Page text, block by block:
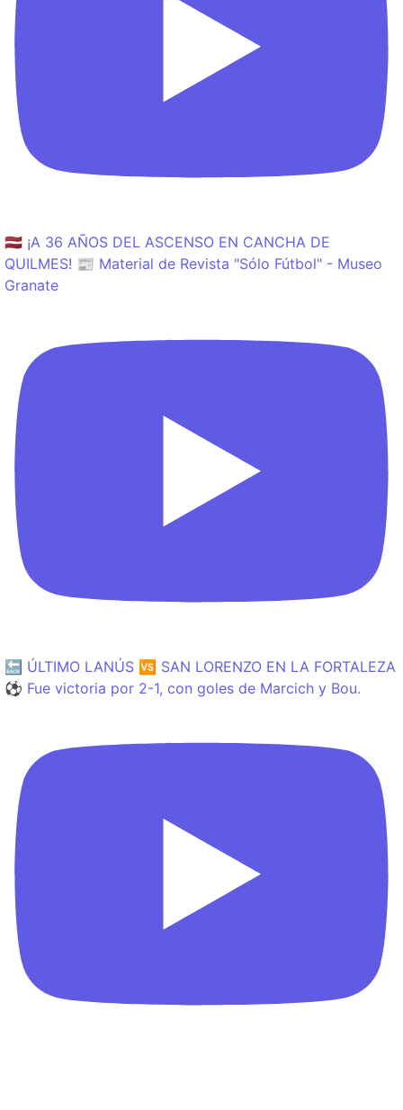
🇱🇻 ¡A 36 AÑOS DEL ASCENSO EN CANCHA DE
QUILMES! 📰 Material de Revista "Sólo Fútbol" - Museo
Granate
🔙 ÚLTIMO LANÚS 🆚 SAN LORENZO EN LA FORTALEZA
⚽️ Fue victoria por 2-1, con goles de Marcich y Bou.